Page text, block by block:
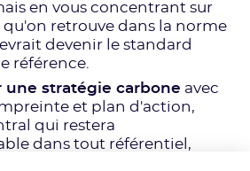
en vous concentrant sur
qu'on retrouve dans la norme
devenir le standard
référence.
une stratégie carbone avec
et plan d'action,
qui restera
dans tout référentiel,